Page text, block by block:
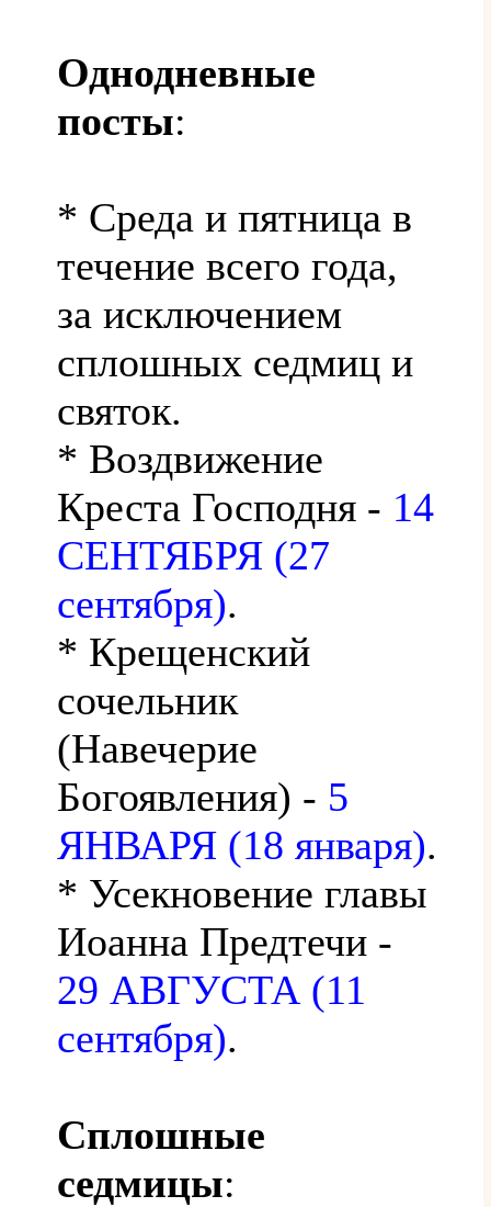
Однодневные
посты:
* Среда и пятница в
течение всего года,
за исключением
сплошных седмиц и
святок.
* Воздвижение
Креста Господня - 14
СЕНТЯБРЯ (27
сентября).
* Крещенский
сочельник
(Навечерие
Богоявления) - 5
ЯНВАРЯ (18 января).
* Усекновение главы
Иоанна Предтечи -
29 АВГУСТА (11
сентября).
Сплошные
седмицы: